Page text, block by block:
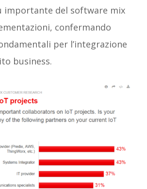
importante del software mix
confermando
per l’integrazione
business.